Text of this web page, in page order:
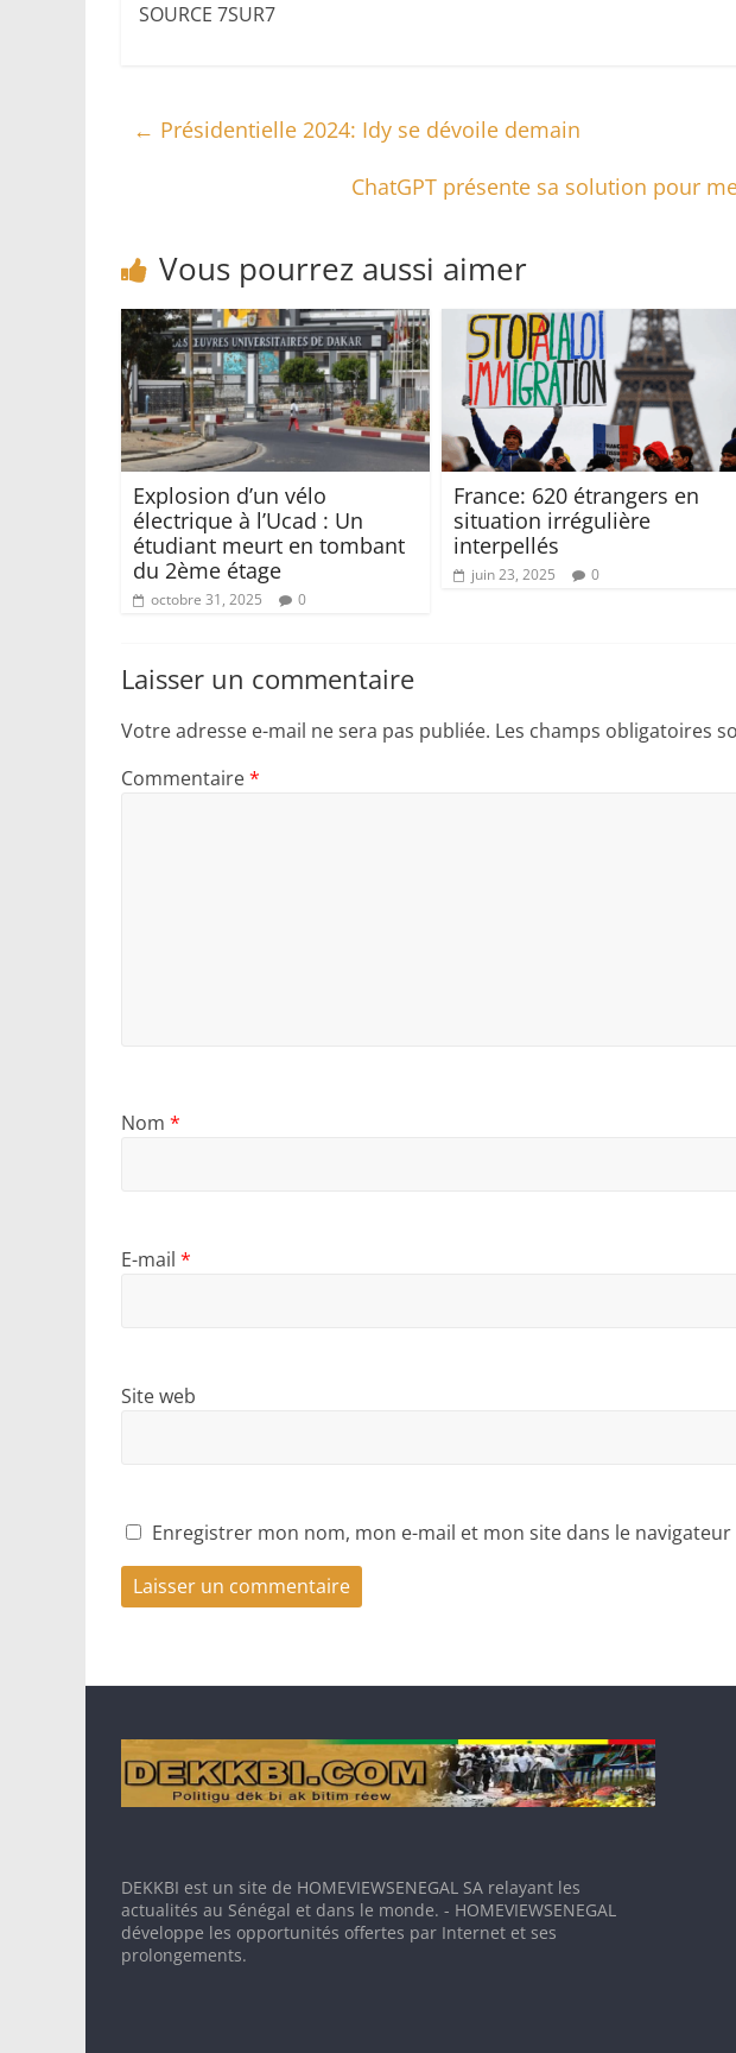
SOURCE 7SUR7
← Présidentielle 2024: Idy se dévoile demain
ChatGPT présente sa solution pour
Vous pourrez aussi aimer
Explosion d’un vélo
électrique à l’Ucad : Un
étudiant meurt en tombant
du 2ème étage
octobre 31, 2025 0
France: 620 étrangers en
situation irrégulière
interpellés
juin 23, 2025 0
Laisser un commentaire
Votre adresse e-mail ne sera pas publiée. Les champs obligatoires
Commentaire*
Nom *
E-mail *
Site web
Enregistrer mon nom, mon e-mail et mon site dans le
DEKKBI est un site de HOMEVIEWSENEGAL SA relayant les
actualités au Sénégal et dans le monde. - HOMEVIEWSENEGAL
développe les opportunités offertes par Internet et ses
prolongements.